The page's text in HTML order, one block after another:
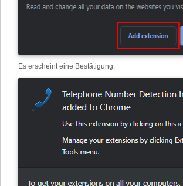
Es erscheint eine Bestätigung: